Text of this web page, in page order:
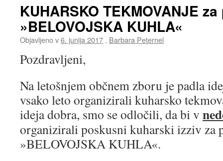
KUHARSKO TEKMOVANJE
»BELOVOJSKA KUHLA«
Objavljeno v6. junija 2017 , Barbara Peternel
Pozdravljeni,
Na letošnjem občnem zboru je padla
vsako leto organizirali kuharsko
ideja dobra, smo se odločili, da bi v
organizirali poskusni kuharski izziv za
»BELOVOJSKA KUHLA«.